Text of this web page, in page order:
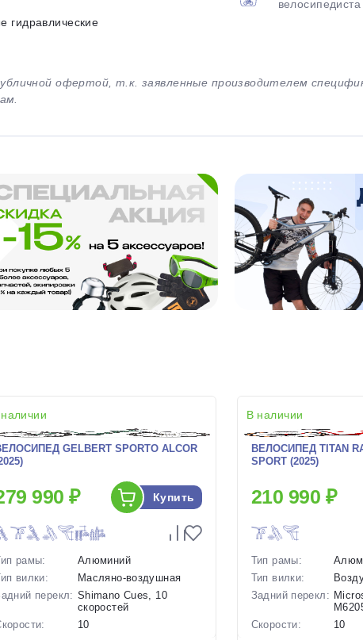
гидравлические
велосипедиста
офертой, т.к. заявленные производителем
GELBERT SPORTO ALCOR
990 ₽ Купить
рамы:
Алюминий
вилки:
Масляно-воздушная
перекл: Shimano Cues, 10
скоростей
10
В наличии
ВЕЛОСИПЕД TITAN
SPORT (2025)
210 990 ₽
Тип рамы:
Тип вилки:
Задний перекл:
Скорости:
10